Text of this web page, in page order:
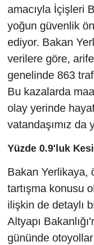
amacıyla İçişleri
yoğun güvenlik
ediyor. Bakan
verilere göre,
genelinde 863
Bu kazalarda
olay yerinde
vatandaşımız da
Yüzde 0.9'luk
Bakan Yerlikaya,
tartışma konusu
ilişkin de detaylı
Altyapı
gününde